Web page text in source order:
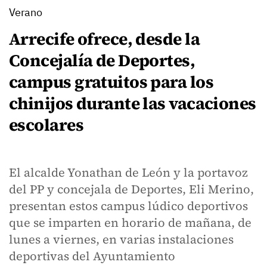
Verano
Arrecife ofrece, desde la
Concejalía de Deportes,
campus gratuitos para los
chinijos durante las vacaciones
escolares
El alcalde Yonathan de León y la portavoz
del PP y concejala de Deportes, Eli Merino,
presentan estos campus lúdico deportivos
que se imparten en horario de mañana, de
lunes a viernes, en varias instalaciones
deportivas del Ayuntamiento